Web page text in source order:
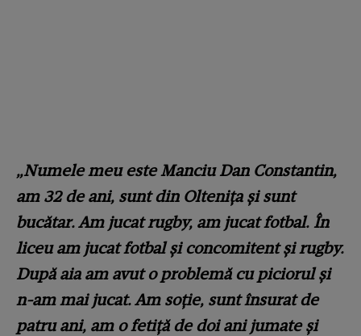
„Numele meu este Manciu Dan Constantin,
am 32 de ani, sunt din Oltenița și sunt
bucătar. Am jucat rugby, am jucat fotbal. În
liceu am jucat fotbal și concomitent și rugby.
După aia am avut o problemă cu piciorul și
n-am mai jucat. Am soție, sunt însurat de
patru ani, am o fetiță de doi ani jumate și